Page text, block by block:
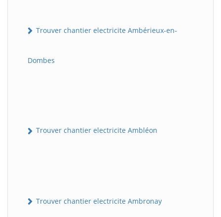
Trouver chantier electricite Ambérieux-en-
Dombes
Trouver chantier electricite Ambléon
Trouver chantier electricite Ambronay